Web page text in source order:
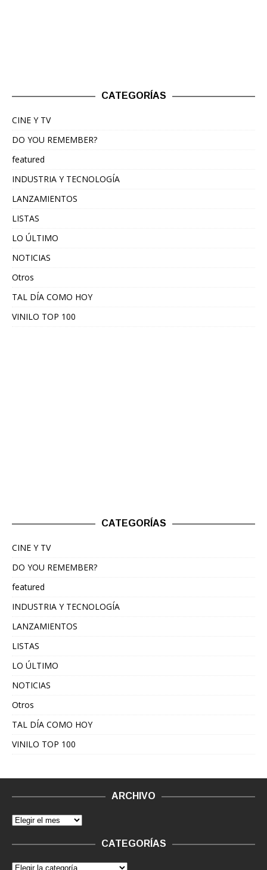
CATEGORÍAS
CINE Y TV
DO YOU REMEMBER?
featured
INDUSTRIA Y TECNOLOGÍA
LANZAMIENTOS
LISTAS
LO ÚLTIMO
NOTICIAS
Otros
TAL DÍA COMO HOY
VINILO TOP 100
CATEGORÍAS
CINE Y TV
DO YOU REMEMBER?
featured
INDUSTRIA Y TECNOLOGÍA
LANZAMIENTOS
LISTAS
LO ÚLTIMO
NOTICIAS
Otros
TAL DÍA COMO HOY
VINILO TOP 100
ARCHIVO
CATEGORÍAS